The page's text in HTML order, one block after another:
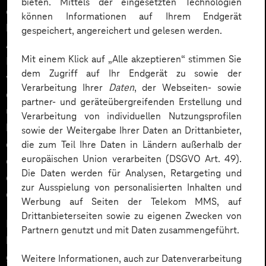
können Informationen auf Ihrem Endgerät
gespeichert, angereichert und gelesen werden.
Mit einem Klick auf „Alle akzeptieren“ stimmen Sie
dem Zugriff auf Ihr Endgerät zu sowie der
Verarbeitung Ihrer Daten, der Webseiten- sowie
partner- und geräteübergreifenden Erstellung und
Verarbeitung von individuellen Nutzungsprofilen
sowie der Weitergabe Ihrer Daten an Drittanbieter,
die zum Teil Ihre Daten in Ländern außerhalb der
europäischen Union verarbeiten (DSGVO Art. 49).
Die Daten werden für Analysen, Retargeting und
zur Ausspielung von personalisierten Inhalten und
Werbung auf Seiten der Telekom MMS, auf
Drittanbieterseiten sowie zu eigenen Zwecken von
Partnern genutzt und mit Daten zusammengeführt.
Weitere Informationen, auch zur Datenverarbeitung
ohne die tatsächlichen Daten preiszugeben. Das
bedeutet, dass der Verifizierer die Richtigkeit der
Aktionen des Prüfers bestätigen kann, ohne auf die
Informationen zuzugreifen, die der Prüfende
vertraulich halten möchte. Andererseits schützt sMPC
die Informationen, indem es sie außerhalb der Kette
über mehrere Knoten speichert. Die Daten werden
kryptographisch in Teile aufgeteilt, so dass kein
einzelner Netzwerkteilnehmer etwas über den Inhalt
der Daten erfahren kann. Die Knoten können dann mit
diesen Daten Berechnungen durchführen, während
der Inhalt der Daten weiterhin geheim bleibt.
Diese Lösung wurde speziell für Aufgaben entwickelt,
bei denen es um private Daten von mehreren Nutzern
geht. Sie eignet sich für verschiedene